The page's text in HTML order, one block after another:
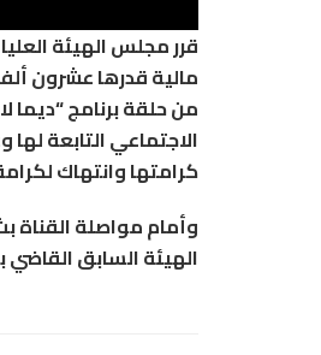
مالية قدرها عشرون
الاجتماعي التابعة
كرامتها وانتهاك
وأمام مواصلة القناة
الهيئة السابق